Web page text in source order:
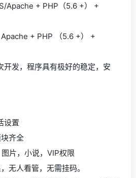
Apache + PHP（5.6 +） +
+ PHP （5.6 +） +
开发，程序具有极好的稳定，安
设置
齐全
片，小说，VIP权限
无人看管，无需挂码。